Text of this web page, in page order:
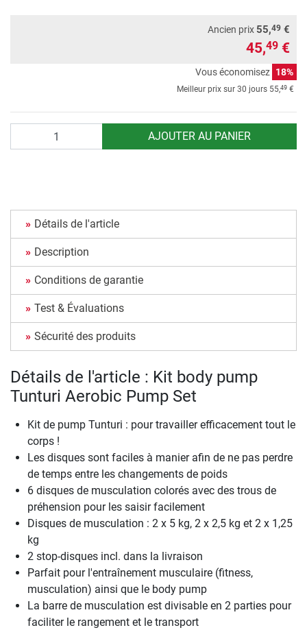
Ancien prix 55,49 €
45,49 €
Vous économisez 18%
Meilleur prix sur 30 jours 55,49 €
AJOUTER AU PANIER
Détails de l'article
Description
Conditions de garantie
Test & Évaluations
Sécurité des produits
Détails de l'article : Kit body pump
Tunturi Aerobic Pump Set
Kit de pump Tunturi : pour travailler efficacement tout le
corps !
Les disques sont faciles à manier afin de ne pas perdre
de temps entre les changements de poids
6 disques de musculation colorés avec des trous de
préhension pour les saisir facilement
Disques de musculation : 2 x 5 kg, 2 x 2,5 kg et 2 x 1,25
kg
2 stop-disques incl. dans la livraison
Parfait pour l'entraînement musculaire (fitness,
musculation) ainsi que le body pump
La barre de musculation est divisable en 2 parties pour
faciliter le rangement et le transport